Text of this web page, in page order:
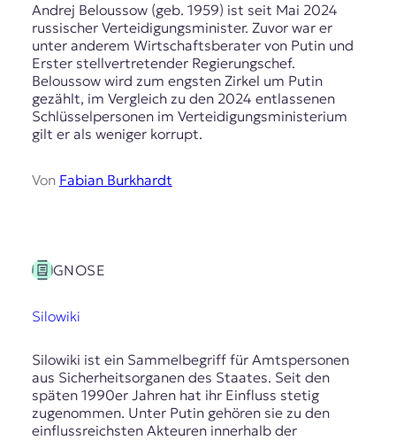
Andrej Beloussow (geb. 1959) ist seit Mai 2024
russischer Verteidigungsminister. Zuvor war er
unter anderem Wirtschaftsberater von Putin und
Erster stellvertretender Regierungschef.
Beloussow wird zum engsten Zirkel um Putin
gezählt, im Vergleich zu den 2024 entlassenen
Schlüsselpersonen im Verteidigungsministerium
gilt er als weniger korrupt.
Von Fabian Burkhardt
GNOSE
Silowiki
Silowiki ist ein Sammelbegriff für Amtspersonen
aus Sicherheitsorganen des Staates. Seit den
späten 1990er Jahren hat ihr Einfluss stetig
zugenommen. Unter Putin gehören sie zu den
einflussreichsten Akteuren innerhalb der